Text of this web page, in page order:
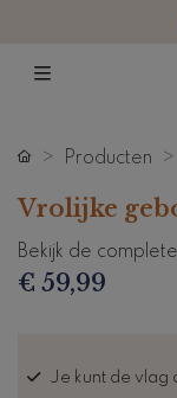
Producten
Vrolijke
Bekijk de
€ 59,99
Je kunt de vlag